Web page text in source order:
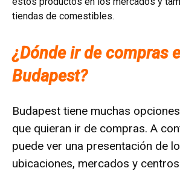
tiendas de comestibles.
¿Dónde ir de compras
Budapest?
Budapest tiene muchas
que quieran ir de compras. A
puede ver una presentación de
ubicaciones, mercados y